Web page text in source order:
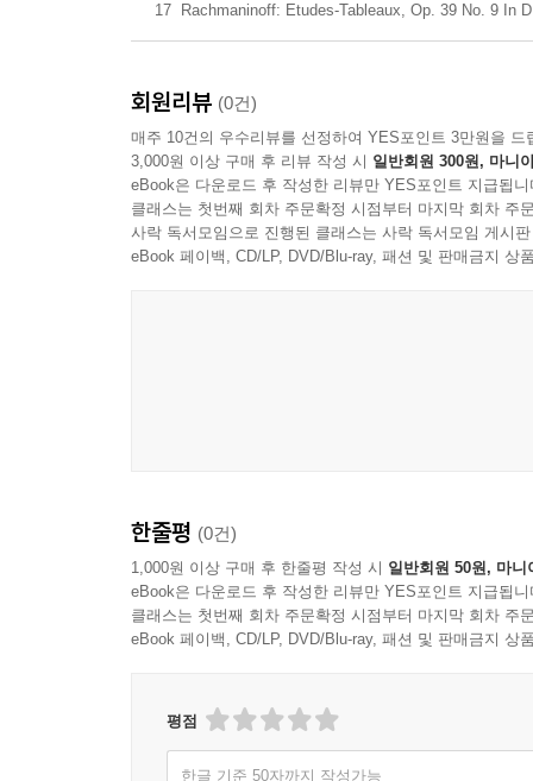
17 Rachmaninoff: Etudes-Tableaux, Op. 39 No. 9 In
회원리뷰 (0건)
매주 10건의 우수리뷰를 선정하여 YES포인트 3만원을 드
3,000원 이상 구매 후 리뷰 작성 시 일반회원 300원, 마니
eBook은 다운로드 후 작성한 리뷰만 YES포인트 지급됩니
클래스는 첫번째 회차 주문확정 시점부터 마지막 회차 주
사락 독서모임으로 진행된 클래스는 사락 독서모임 게시
eBook 페이백, CD/LP, DVD/Blu-ray, 패션 및 판매금지 상
한줄평 (0건)
1,000원 이상 구매 후 한줄평 작성 시 일반회원 50원, 마니
eBook은 다운로드 후 작성한 리뷰만 YES포인트 지급됩니
클래스는 첫번째 회차 주문확정 시점부터 마지막 회차 주
eBook 페이백, CD/LP, DVD/Blu-ray, 패션 및 판매금지 상
평점
한글 기준 50자까지 작성가능